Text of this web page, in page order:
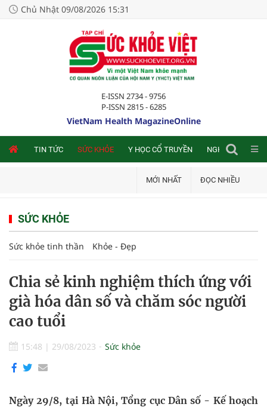
Chủ Nhật 09/08/2026 15:31
E-ISSN 2734 - 9756
P-ISSN 2815 - 6285
VietNam Health MagazineOnline
TIN TỨC SỨC KHỎE Y HỌC CỔ TRUYỀN NGHIÊN CỨU
MỚI NHẤT ĐỌC NHIỀU
SỨC KHỎE
Sức khỏe tinh thần Khỏe - Đẹp
Chia sẻ kinh nghiệm thích ứng với
già hóa dân số và chăm sóc người
cao tuổi
15:48 | 29/08/2023 Sức khỏe
Ngày 29/8, tại Hà Nội, Tổng cục Dân số - Kế hoạch